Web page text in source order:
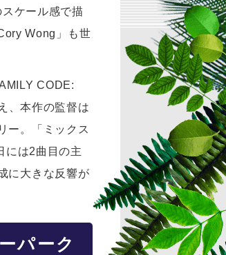
ケール感で描
Wong」も世
CODE:
、本作の監督は
ー。「ミックス
には2曲目の主
に大きな反響が
パーク